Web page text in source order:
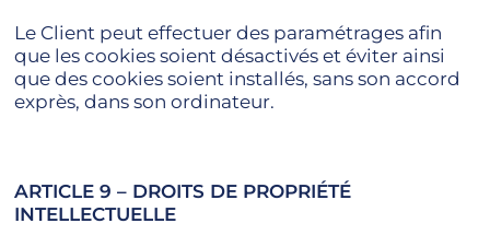
Le Client peut effectuer des paramétrages afin
que les cookies soient désactivés et éviter ainsi
que des cookies soient installés, sans son accord
exprès, dans son ordinateur.
ARTICLE 9 – DROITS DE PROPRIÉTÉ
INTELLECTUELLE